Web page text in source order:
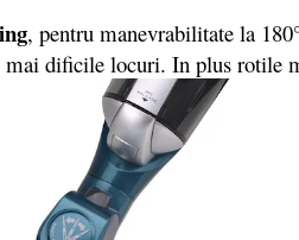
, pentru manevrabilitate la
dificile locuri. In plus rotile